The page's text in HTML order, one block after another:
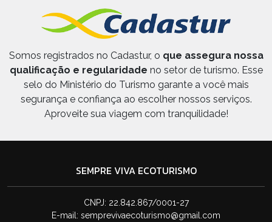
Somos registrados no Cadastur, o que assegura nossa
qualificação e regularidade no setor de turismo. Esse
selo do Ministério do Turismo garante a você mais
segurança e confiança ao escolher nossos serviços.
Aproveite sua viagem com tranquilidade!
SEMPRE VIVA ECOTURISMO
CNPJ: 22.842.867/0001-27
E-mail: semprevivaecoturismo@gmail.com